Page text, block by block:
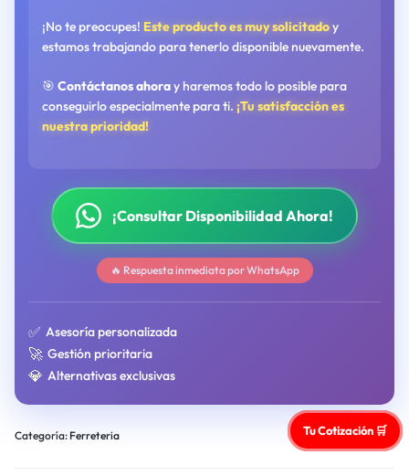
¡No te preocupes! Este producto es muy solicitadoy
estamos trabajando para tenerlo disponible nuevamente.
🎯 Contáctanos ahoray haremos todo lo posible para
conseguirlo especialmente para ti. ¡Tu satisfacción es
nuestra prioridad!
¡Consultar Disponibilidad Ahora!
🔥 Respuesta inmediata por WhatsApp
✅ Asesoría personalizada
🚀 Gestión prioritaria
💎 Alternativas exclusivas
Categoría: Ferreteria Tu Cotización 🛒